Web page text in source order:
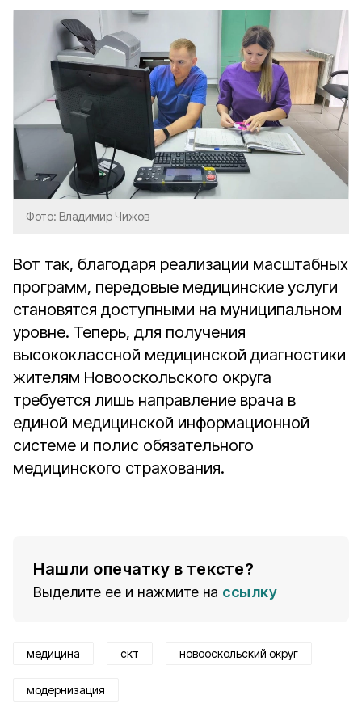
Фото: Владимир Чижов
Вот так, благодаря реализации масштабных
программ, передовые медицинские услуги
становятся доступными на муниципальном
уровне. Теперь, для получения
высококлассной медицинской диагностики
жителям Новооскольского округа
требуется лишь направление врача в
единой медицинской информационной
системе и полис обязательного
медицинского страхования.
Нашли опечатку в тексте?
Выделите ее и нажмите на ссылку
медицина скт новооскольский округ
модернизация